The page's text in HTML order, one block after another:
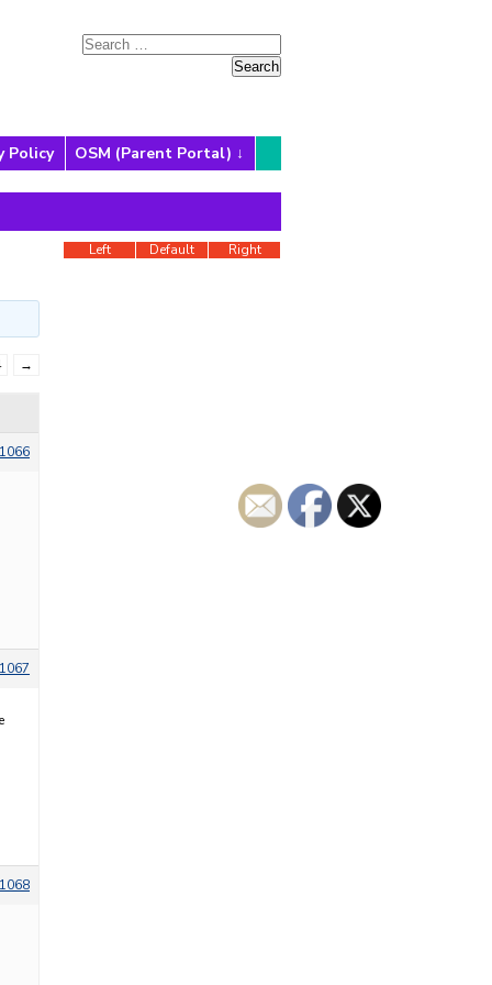
Policy OSM (Parent Portal)
Right
Default
Left
→